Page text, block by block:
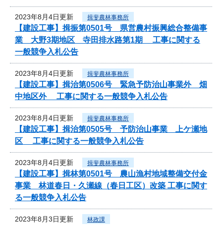
2023年8月4日更新 揖斐農林事務所
【建設工事】揖振第0501号 県営農村振興総合整備事
業 大野3期地区 寺田排水路第1期 工事に関する
一般競争入札公告
2023年8月4日更新 揖斐農林事務所
【建設工事】揖治第0506号 緊急予防治山事業外 畑
中地区外 工事に関する一般競争入札公告
2023年8月4日更新 揖斐農林事務所
【建設工事】揖治第0505号 予防治山事業 上ケ瀬地
区 工事に関する一般競争入札公告
2023年8月4日更新 揖斐農林事務所
【建設工事】揖林第0501号 農山漁村地域整備交付金
事業 林道春日・久瀬線（春日工区）改築 工事に関す
る一般競争入札公告
2023年8月3日更新 林政課